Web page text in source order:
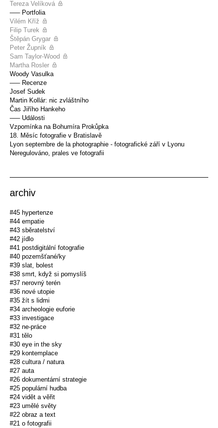
Tereza Velíková
––– Portfolia
Vilém Kříž
Filip Turek
Štěpán Grygar
Peter Župník
Sam Taylor-Wood
Martha Rosler
Woody Vasulka
––– Recenze
Josef Sudek
Martin Kollár: nic zvláštního
Čas Jiřího Hankeho
––– Události
Vzpomínka na Bohumíra Prokůpka
18. Měsíc fotografie v Bratislavě
Lyon septembre de la photographie - fotografické září v Lyonu
Neregulováno, prales ve fotografii
archiv
#45 hypertenze
#44 empatie
#43 sběratelství
#42 jídlo
#41 postdigitální fotografie
#40 pozemšťané/ky
#39 slat, bolest
#38 smrt, když si pomyslíš
#37 nerovný terén
#36 nové utopie
#35 žít s lidmi
#34 archeologie euforie
#33 investigace
#32 ne-práce
#31 tělo
#30 eye in the sky
#29 kontemplace
#28 cultura / natura
#27 auta
#26 dokumentární strategie
#25 populární hudba
#24 vidět a věřit
#23 umělé světy
#22 obraz a text
#21 o fotografii